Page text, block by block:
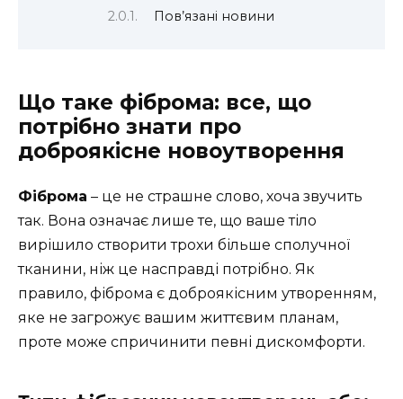
Пов’язані новини
Що таке фіброма: все, що
потрібно знати про
доброякісне новоутворення
Фіброма – це не страшне слово, хоча звучить
так. Вона означає лише те, що ваше тіло
вирішило створити трохи більше сполучної
тканини, ніж це насправді потрібно. Як
правило, фіброма є доброякісним утворенням,
яке не загрожує вашим життєвим планам,
проте може спричинити певні дискомфорти.